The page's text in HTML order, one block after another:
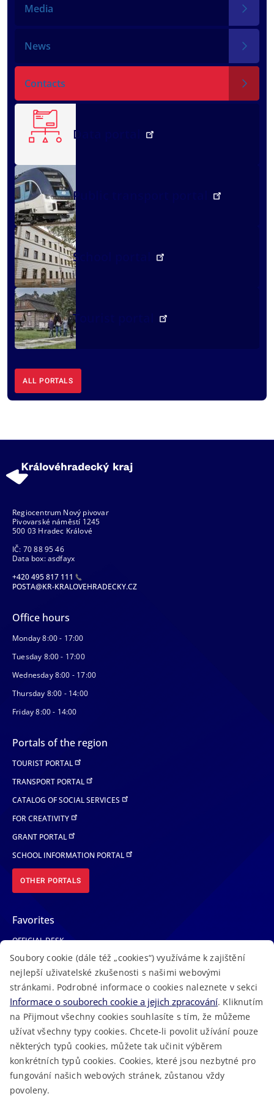
Media
News
Contacts
Data portal
Public transport portal
School portal
Tourist portal
ALL PORTALS
Regiocentrum Nový pivovar
Pivovarské náměstí 1245
500 03 Hradec Králové
IČ: 70 88 95 46
Data box: asdfayx
+420 495 817 111
POSTA@KR-KRALOVEHRADECKY.CZ
Office hours
Monday 8:00 - 17:00
Tuesday 8:00 - 17:00
Wednesday 8:00 - 17:00
Thursday 8:00 - 14:00
Friday 8:00 - 14:00
Portals of the region
TOURIST PORTAL
TRANSPORT PORTAL
CATALOG OF SOCIAL SERVICES
FOR CREATIVITY
GRANT PORTAL
SCHOOL INFORMATION PORTAL
OTHER PORTALS
Favorites
OFFICIAL DESK
PHONE BOOK
MEDICAL EMERGENCY
VACANCIES
NEWS
2023 © Královehradecký kraj • Created atMacron Software
Soubory cookie (dále též „cookies“) využíváme k zajištění
nejlepší uživatelské zkušenosti s našimi webovými
stránkami. Podrobné informace o cookies naleznete v sekci
Informace o souborech cookie a jejich zpracování. Kliknutím
na Přijmout všechny cookies souhlasíte s tím, že můžeme
užívat všechny typy cookies. Chcete-li povolit užívání pouze
některých typů cookies, můžete tak učinit výběrem
konkrétních typů cookies. Cookies, které jsou nezbytné pro
fungování našich webových stránek, zůstanou vždy
povoleny.